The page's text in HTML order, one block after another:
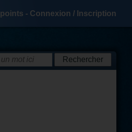
points - Connexion / Inscription